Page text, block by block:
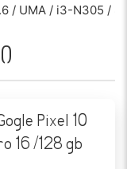
/ UMA / i3-N305 /